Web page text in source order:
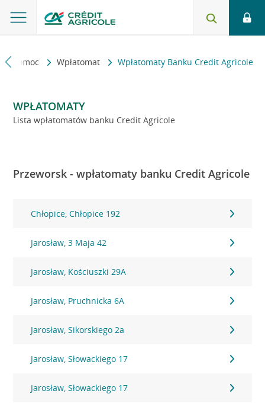
i pomoc Wpłatomat Wpłatomaty Banku Credit Agricole
WPŁATOMATY
Lista wpłatomatów banku Credit Agricole
Przeworsk - wpłatomaty banku Credit Agricole
Chłopice, Chłopice 192
Jarosław, 3 Maja 42
Jarosław, Kościuszki 29A
Jarosław, Pruchnicka 6A
Jarosław, Sikorskiego 2a
Jarosław, Słowackiego 17
Jarosław, Słowackiego 17